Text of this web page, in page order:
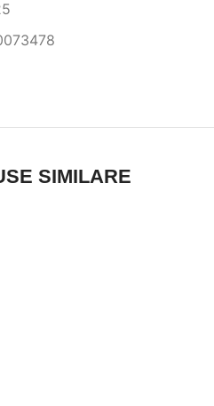
SIMILARE